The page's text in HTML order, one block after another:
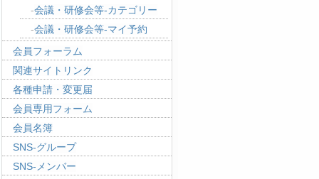
会議・研修会等-カテゴリー
会議・研修会等-マイ予約
会員フォーラム
関連サイトリンク
各種申請・変更届
会員専用フォーム
会員名簿
SNS-グループ
SNS-メンバー